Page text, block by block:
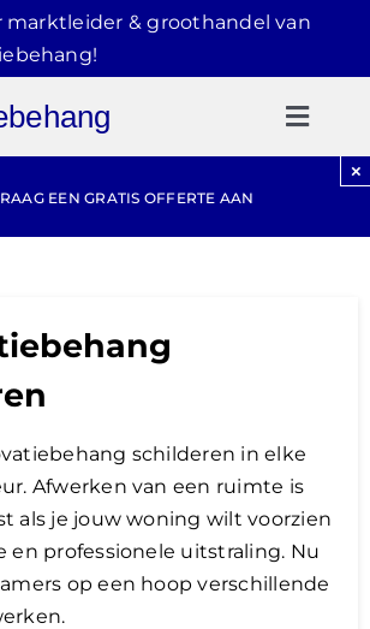
marktleider & groothandel van
EEN GRATIS OFFERTE AAN
×
schilderen in elke
Afwerken van een ruimte is
als je jouw woning wilt voorzien
en professionele uitstraling. Nu
op een hoop verschillende